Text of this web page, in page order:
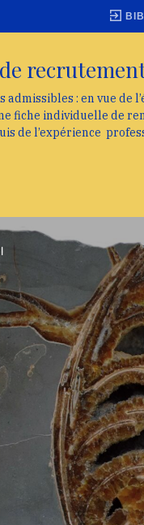
: en vue de
fiche individuelle de
de l’expérience